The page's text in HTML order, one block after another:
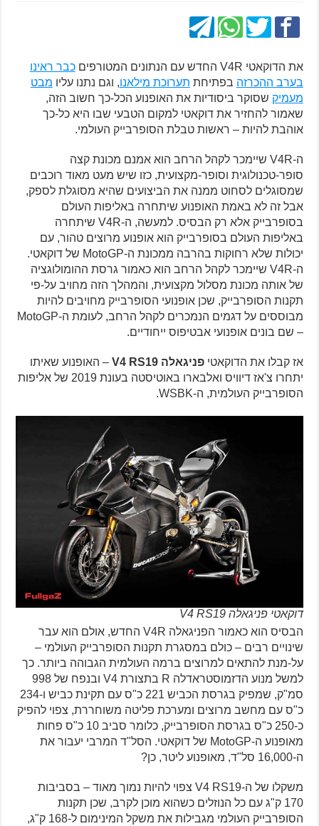
את הדוקאטי V4R החדש עם הנתונים המטורפים
כבר ראינו
בערב ההכרזה בפתיחת תערוכת מילאנו, וגם נתנו עליו מבט
מעמיק שסוקר ביסודיות את האופנוע הכל-כך חשוב הזה,
שאמור להחזיר את דוקאטי למקום הטבעי שבו היא כל-כך
אוהבת להיות – ראשות טבלת הסופרבייק העולמי.
ה-V4R שיימכר לקהל הרחב הוא אמנם מכונת קצה
סופר-טכנולוגית וסופר-מקצועית, כזו שיש מעט מאוד רוכבים
שמסוגלים לסחוט ממנה את הביצועים שהיא מסוגלת לספק,
אבל זה לא באמת האופנוע שיתחרה באליפות העולם
בסופרבייק אלא רק הבסיס. למעשה, ה-V4R שיתחרה
באליפות העולם בסופרבייק הוא אופנוע מרוצים טהור, עם
יכולות שלא רחוקות בהרבה ממכונת ה-MotoGP של דוקאטי.
ה-V4R שיימכר לקהל הרחב הוא כאמור גרסת ההומולוגציה
של אותה מכונת מסלול מקצועית, והמהלך הזה מחויב על-פי
תקנות הסופרבייק, שכן אופנועי הסופרבייק מחויבים להיות
מבוססים על דגמים הנמכרים לקהל הרחב, לעומת ה-MotoGP
– שם בונים אופנועי אבטיפוס ייחודיים.
אז קבלו את הדוקאטיפניגאלה V4 RS19
– האופנוע שאיתו
יתחרו צ'אז דיוויס ואלבארו באוטיסטה בעונת 2019 של אליפות
הסופרבייק העולמית, ה-WSBK.
דוקאטי פניגאלה V4 RS19
הבסיס הוא כאמור הפניגאלה V4R החדש, אולם הוא עבר
שינויים רבים – כולם במסגרת תקנות הסופרבייק העולמי –
על-מנת להתאים למרוצים ברמה העולמית הגבוהה ביותר. כך
למשל מנוע הדזמוסטראדלה R בתצורת V4 ובנפח של 998
סמ"ק, שמפיק בגרסת הכביש 221 כ"ס עם תקינת כביש ו-234
כ"ס עם מחשב מרוצים ומערכת פליטה משוחררת, צפוי להפיק
כ-250 כ"ס בגרסת הסופרבייק, כלומר סביב 10 כ"ס פחות
מאופנוע ה-MotoGP של דוקאטי. הסל"ד המרבי יעבור את
ה-16,000 סל"ד, מאופנוע ליטר, כן?
משקלו של ה-V4 RS19 צפוי להיות נמוך מאוד – בסביבות
170 ק"ג עם כל הנוזלים כשהוא מוכן לקרב, שכן תקנות
הסופרבייק העולמי מגבילות את משקל המינימום ל-168 ק"ג,